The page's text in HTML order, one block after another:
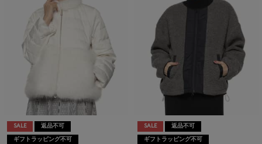
SALE 返品不可
ギフトラッピング不可
SALE 返品不可
ギフトラッピング不可